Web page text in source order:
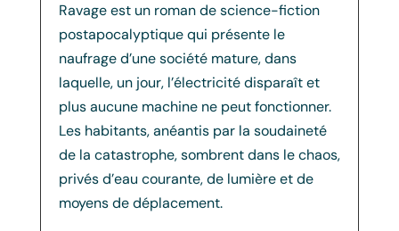
Ravage est un roman de science-fiction
postapocalyptique qui présente le
naufrage d’une société mature, dans
laquelle, un jour, l’électricité disparaît et
plus aucune machine ne peut fonctionner.
Les habitants, anéantis par la soudaineté
de la catastrophe, sombrent dans le chaos,
privés d’eau courante, de lumière et de
moyens de déplacement.